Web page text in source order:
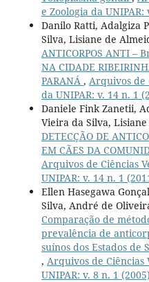
e Zoologia da UNIPAR:
Danilo Ratti, Adalgiza
Silva, Lisiane de
ANTICORPOS ANTI –
NA CIDADE
PARANÁ , Arquivos de
da UNIPAR: v. 14 n. 1
Daniele Fink Zanetii,
Vieira da Silva,
DETECÇÃO DE
EM CÃES DA
Arquivos de Ciências
UNIPAR: v. 14 n. 1
Ellen Hasegawa
Silva, André de
Comparação de
prevalência de
suínos dos Estados de
, Arquivos de Ciências
UNIPAR: v. 8 n. 1 (2005)